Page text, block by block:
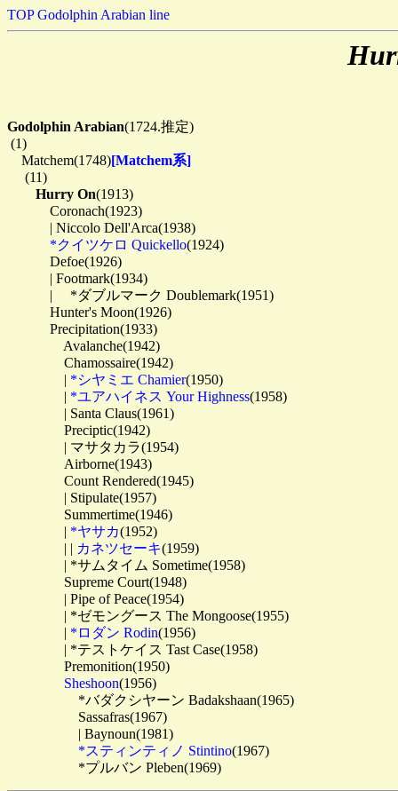
TOP Godolphin Arabian line
Godolphin Arabian(1724.推定)
(1)
Matchem(1748)[Matchem系]
(11)
Hurry On(1913)
Coronach(1923)
| Niccolo Dell'Arca(1938)
*クイツケロ Quickello(1924)
Defoe(1926)
| Footmark(1934)
| 　*ダブルマーク Doublemark(1951)
Hunter's Moon(1926)
Precipitation(1933)
Avalanche(1942)
Chamossaire(1942)
| *シヤミエ Chamier(1950)
| *ユアハイネス Your Highness(1958)
| Santa Claus(1961)
Preciptic(1942)
| マサタカラ(1954)
Airborne(1943)
Count Rendered(1945)
| Stipulate(1957)
Summertime(1946)
| *ヤサカ(1952)
| | カネツセーキ(1959)
| *サムタイム Sometime(1958)
Supreme Court(1948)
| Pipe of Peace(1954)
| *ゼモングース The Mongoose(1955)
| *ロダン Rodin(1956)
| *テストケイス Tast Case(1958)
Premonition(1950)
Sheshoon(1956)
*バダクシヤーン Badakshaan(1965)
Sassafras(1967)
| Baynoun(1981)
*スティンティノ Stintino(1967)